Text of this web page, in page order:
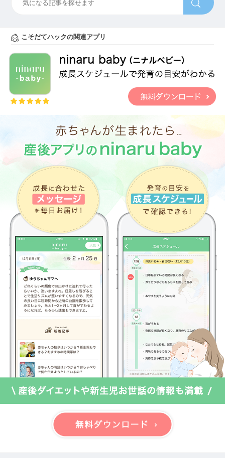
こそだてハックの関連アプリ